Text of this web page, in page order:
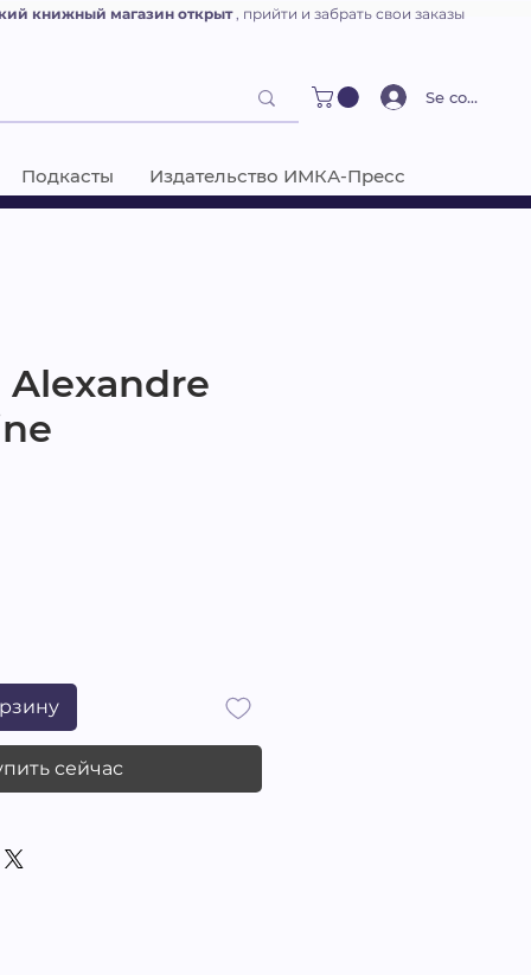
Se connecter
Подкасты Издательство ИМКА-Пресс
Alexandre
сейчас
книжный магазин открыт , прийти и забрать свои заказы